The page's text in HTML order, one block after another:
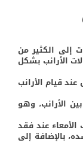
إلى الكثير من
الأرانب بشكل
قيام الأرانب
الأرانب، وهو
عند فقد
بالإضافة إلى